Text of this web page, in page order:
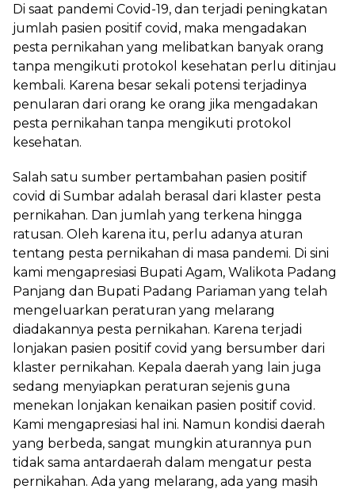
Di saat pandemi Covid-19, dan terjadi peningkatan
jumlah pasien positif covid, maka mengadakan
pesta pernikahan yang melibatkan banyak orang
tanpa mengikuti protokol kesehatan perlu ditinjau
kembali. Karena besar sekali potensi terjadinya
penularan dari orang ke orang jika mengadakan
pesta pernikahan tanpa mengikuti protokol
kesehatan.
Salah satu sumber pertambahan pasien positif
covid di Sumbar adalah berasal dari klaster pesta
pernikahan. Dan jumlah yang terkena hingga
ratusan. Oleh karena itu, perlu adanya aturan
tentang pesta pernikahan di masa pandemi. Di sini
kami mengapresiasi Bupati Agam, Walikota Padang
Panjang dan Bupati Padang Pariaman yang telah
mengeluarkan peraturan yang melarang
diadakannya pesta pernikahan. Karena terjadi
lonjakan pasien positif covid yang bersumber dari
klaster pernikahan. Kepala daerah yang lain juga
sedang menyiapkan peraturan sejenis guna
menekan lonjakan kenaikan pasien positif covid.
Kami mengapresiasi hal ini. Namun kondisi daerah
yang berbeda, sangat mungkin aturannya pun
tidak sama antardaerah dalam mengatur pesta
pernikahan. Ada yang melarang, ada yang masih